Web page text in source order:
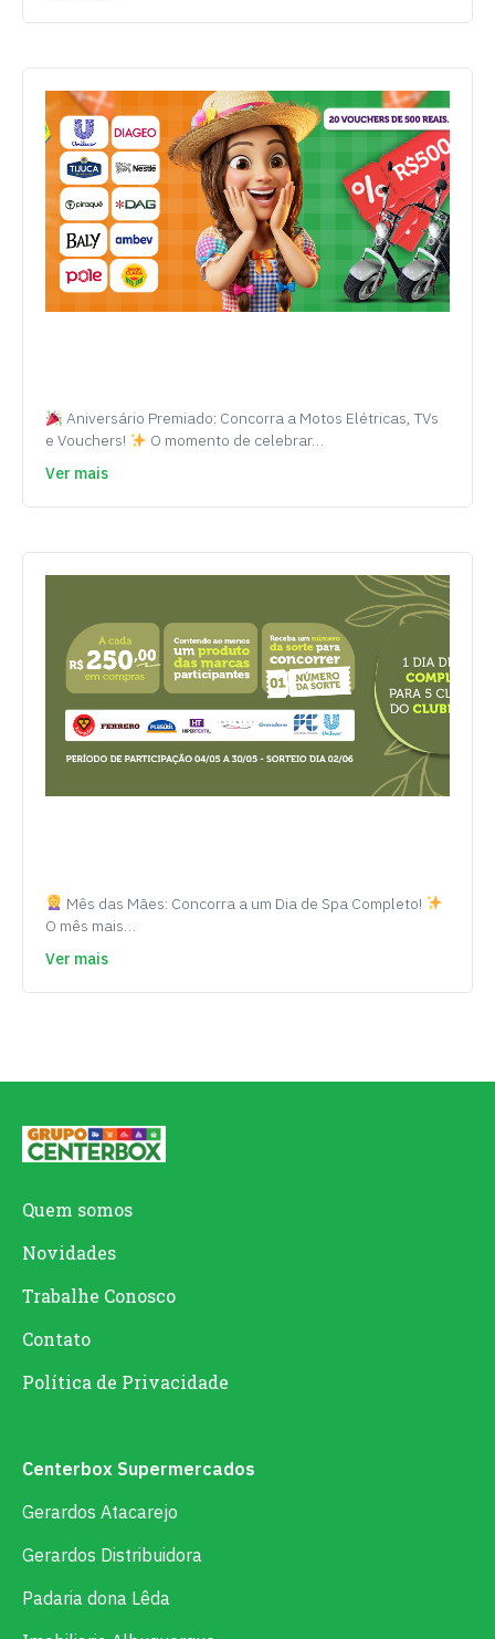
Aniversário Premiado: Concorra a Motos Elétricas, TVs
e Vouchers!
O momento de celebrar…
Ver mais
Mês das Mães: Concorra a um Dia de Spa Completo!
O mês mais…
Ver mais
Quem somos
Novidades
Trabalhe Conosco
Contato
Política de Privacidade
Centerbox Supermercados
Gerardos Atacarejo
Gerardos Distribuidora
Padaria dona Lêda